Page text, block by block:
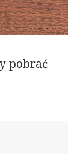
pobrać